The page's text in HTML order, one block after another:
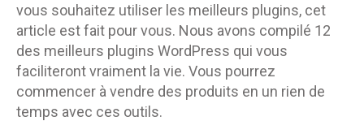
vous souhaitez utiliser les meilleurs plugins, cet
article est fait pour vous. Nous avons compilé 12
des meilleurs plugins WordPress qui vous
faciliteront vraiment la vie. Vous pourrez
commencer à vendre des produits en un rien de
temps avec ces outils.